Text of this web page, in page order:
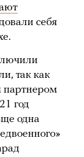
себя
так как
партнером
год
одна